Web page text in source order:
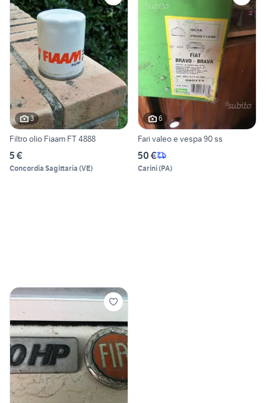
3
Filtro olio Fiaam FT 4888
5 €
Concordia Sagittaria (VE)
6
Fari valeo e vespa 90 ss
50 €
Carini(PA)